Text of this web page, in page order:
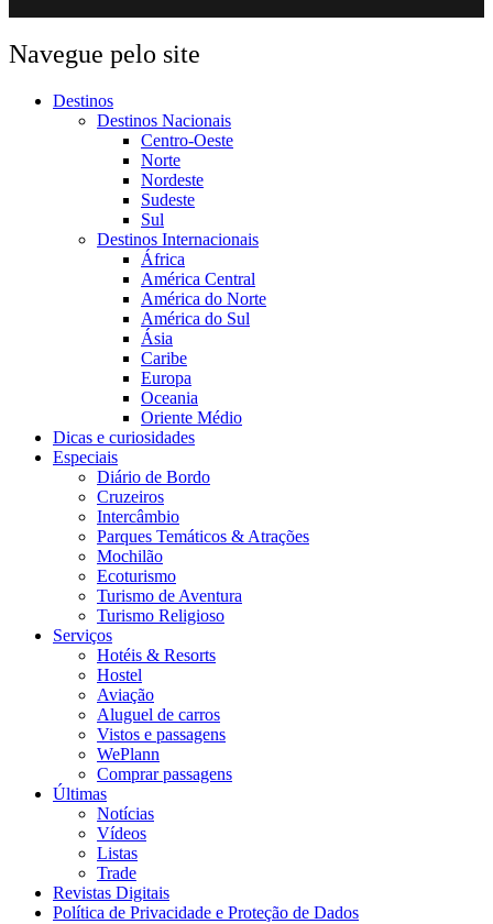
Navegue pelo site
Destinos
Destinos Nacionais
Centro-Oeste
Norte
Nordeste
Sudeste
Sul
Destinos Internacionais
África
América Central
América do Norte
América do Sul
Ásia
Caribe
Europa
Oceania
Oriente Médio
Dicas e curiosidades
Especiais
Diário de Bordo
Cruzeiros
Intercâmbio
Parques Temáticos & Atrações
Mochilão
Ecoturismo
Turismo de Aventura
Turismo Religioso
Serviços
Hotéis & Resorts
Hostel
Aviação
Aluguel de carros
Vistos e passagens
WePlann
Comprar passagens
Últimas
Notícias
Vídeos
Listas
Trade
Revistas Digitais
Política de Privacidade e Proteção de Dados